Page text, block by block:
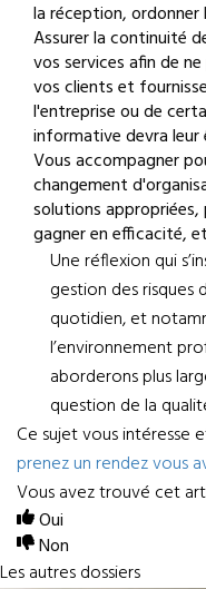
la réception, ordonner
Assurer la continuité
vos services afin de
vos clients et
l'entreprise ou de
informative devra leur
Vous accompagner
changement
solutions appropriées,
gagner en efficacité,
Une réflexion qui
gestion des risques
quotidien, et
l’environnement
aborderons plus
question de la
Ce sujet vous intéresse
prenez un rendez vous
Vous avez trouvé cet
Oui
Non
Les autres dossiers